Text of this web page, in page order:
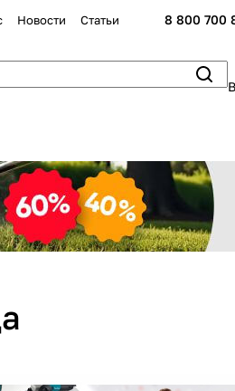
Новости Статьи 8 800 700